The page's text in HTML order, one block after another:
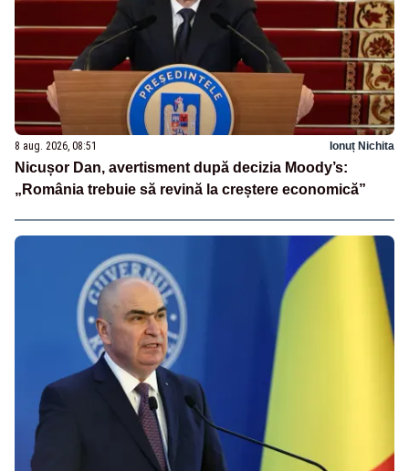
8 aug. 2026, 08:51 Ionuț Nichita
Nicușor Dan, avertisment după decizia Moody’s:
„România trebuie să revină la creștere economică”